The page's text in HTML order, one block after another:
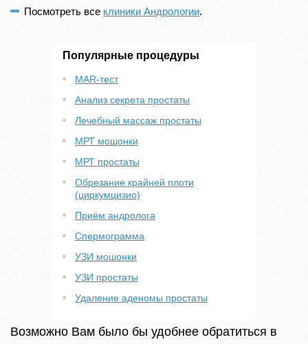
Посмотреть все клиники Андрологии.
Популярные процедуры
MAR-тест
Анализ секрета простаты
Лечебный массаж простаты
МРТ мошонки
МРТ простаты
Обрезание крайней плоти
(циркумцизио)
Приём андролога
Спермограмма
УЗИ мошонки
УЗИ простаты
Удаление аденомы простаты
Возможно Вам было бы удобнее обратиться в